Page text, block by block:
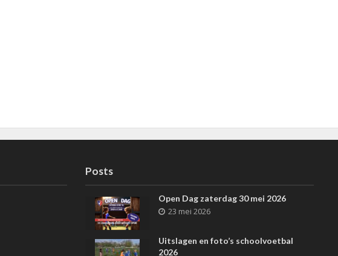
Posts
Open Dag zaterdag 30 mei 2026
23 mei 2026
Uitslagen en foto’s schoolvoetbal
2026